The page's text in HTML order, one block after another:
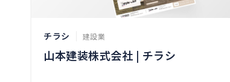
チラシ 建設業
山本建装株式会社 | チラシ